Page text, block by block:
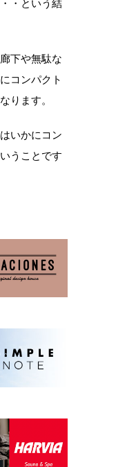
・という結
下や無駄な
コンパクト
ります。
いかにコン
うことです